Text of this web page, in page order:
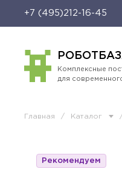
+7 (495)212-16-45
Комплексные
для
Главная / Каталог /
Рекомендуем